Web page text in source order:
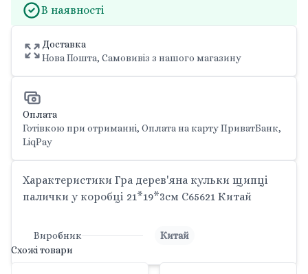
В наявності
Доставка
Нова Пошта, Самовивіз з нашого магазину
Оплата
Готівкою при отриманні, Оплата на карту ПриватБанк,
LiqPay
Характеристики Гра дерев'яна кульки щипці
палички у коробці 21*19*3см C65621 Китай
Виробник
Китай
Схожі товари